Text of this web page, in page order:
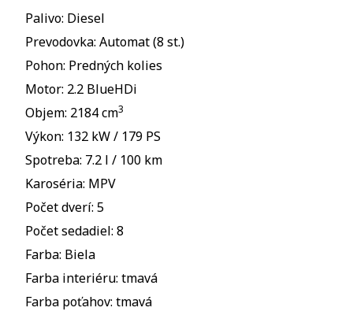
Palivo: Diesel
Prevodovka: Automat (8 st.)
Pohon: Predných kolies
Motor: 2.2 BlueHDi
Objem: 2184 cm3
Výkon: 132 kW / 179 PS
Spotreba: 7.2 l / 100 km
Karoséria: MPV
Počet dverí: 5
Počet sedadiel: 8
Farba: Biela
Farba interiéru: tmavá
Farba poťahov: tmavá